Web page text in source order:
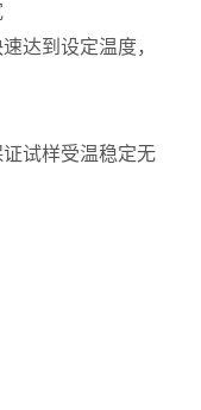
达到设定温度，
试样受温稳定无